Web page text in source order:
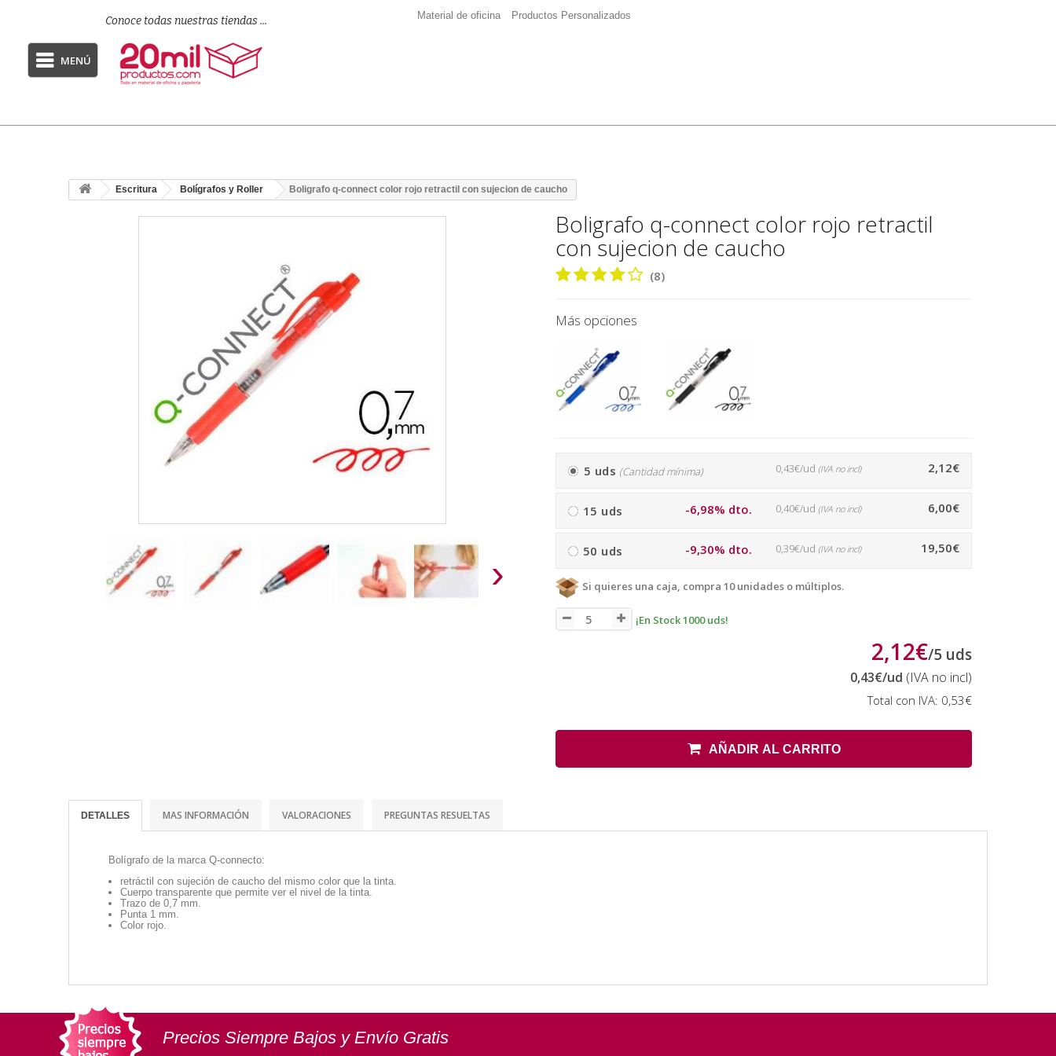
Conoce todas nuestras tiendas ... Material de oficina Productos Personalizados
MENÚ
Escritura Bolígrafos y Roller Boligrafo q-connect color rojo retractil con sujecion de caucho
›
Boligrafo q-connect color rojo retractil
con sujecion de caucho
(8)
Más opciones
5 uds (Cantidad mínima) 2,12€
0,43€/ud (IVA no incl)
15 uds -6,98% dto. 6,00€
0,40€/ud (IVA no incl)
50 uds -9,30% dto. 19,50€
0,39€/ud (IVA no incl)
Si quieres una caja, compra 10 unidades o múltiplos.
¡En Stock 1000 uds!
2,12€/5 uds
0,43€/ud (IVA no incl)
Total con IVA: 0,53€
AÑADIR AL CARRITO
DETALLES MAS INFORMACIÓN VALORACIONES PREGUNTAS RESUELTAS
Bolígrafo de la marca Q-connecto:
retráctil con sujeción de caucho del mismo color que la tinta.
Cuerpo transparente que permite ver el nivel de la tinta.
Trazo de 0,7 mm.
Punta 1 mm.
Color rojo.
Precios Siempre Bajos y Envío Gratis